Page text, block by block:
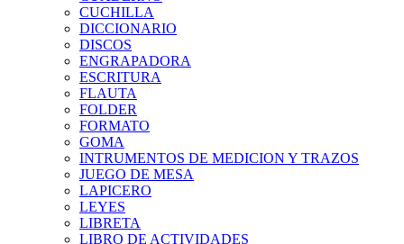
CUCHILLA
DICCIONARIO
DISCOS
ENGRAPADORA
ESCRITURA
FLAUTA
FOLDER
FORMATO
GOMA
INTRUMENTOS DE MEDICION Y TRAZOS
JUEGO DE MESA
LAPICERO
LEYES
LIBRETA
LIBRO DE ACTIVIDADES